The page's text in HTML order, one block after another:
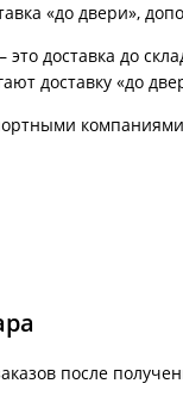
«до двери»,
доставка до
доставку «до
после